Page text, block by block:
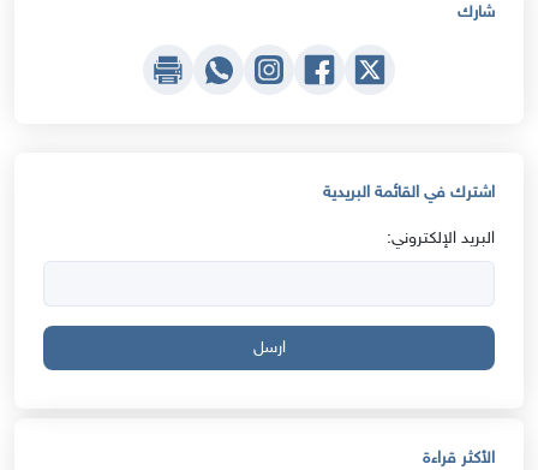
شارك
اشترك في القائمة البريدية
البريد الإلكتروني:
ارسل
الأكثر قراءة